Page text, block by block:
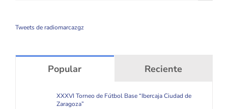
Tweets de radiomarcazgz
Popular Reciente
XXXVI Torneo de Fútbol Base “Ibercaja Ciudad de
Zaragoza”